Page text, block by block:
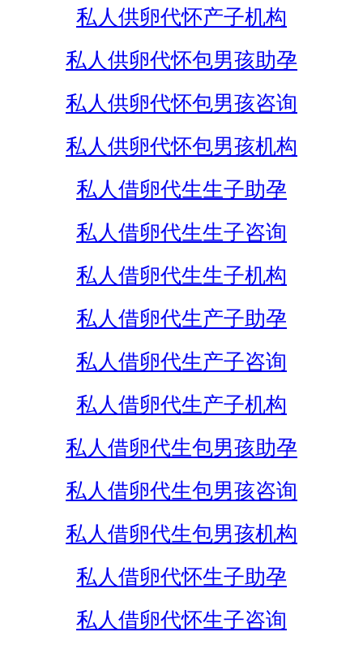
私人供卵代怀产子机构
私人供卵代怀包男孩助孕
私人供卵代怀包男孩咨询
私人供卵代怀包男孩机构
私人借卵代生生子助孕
私人借卵代生生子咨询
私人借卵代生生子机构
私人借卵代生产子助孕
私人借卵代生产子咨询
私人借卵代生产子机构
私人借卵代生包男孩助孕
私人借卵代生包男孩咨询
私人借卵代生包男孩机构
私人借卵代怀生子助孕
私人借卵代怀生子咨询